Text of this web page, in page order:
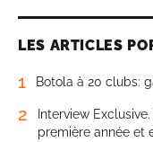
LES ARTICLES
1 Botola à 20 clubs:
2
Interview
première année et